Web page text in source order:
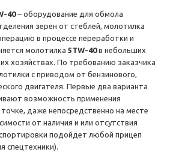
40– оборудование для обмола
зерен от стеблей, молотилка
в процессе переработки и
молотилка 5TW-40в небольших
хозяйствах. По требованию заказчика
с приводом от бензинового,
двигателя. Первые два варианта
возможность применения
даже непосредственно на месте
от наличия и или отсутствия
подойдет любой прицеп
спецтехники).